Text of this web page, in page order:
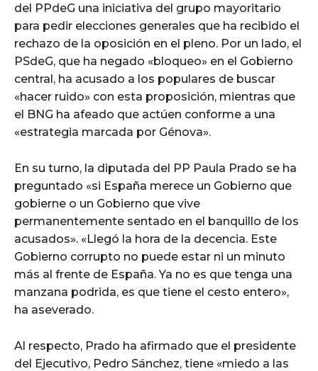
del PPdeG una iniciativa del grupo mayoritario
para pedir elecciones generales que ha recibido el
rechazo de la oposición en el pleno. Por un lado, el
PSdeG, que ha negado «bloqueo» en el Gobierno
central, ha acusado a los populares de buscar
«hacer ruido» con esta proposición, mientras que
el BNG ha afeado que actúen conforme a una
«estrategia marcada por Génova».
En su turno, la diputada del PP Paula Prado se ha
preguntado «si España merece un Gobierno que
gobierne o un Gobierno que vive
permanentemente sentado en el banquillo de los
acusados». «Llegó la hora de la decencia. Este
Gobierno corrupto no puede estar ni un minuto
más al frente de España. Ya no es que tenga una
manzana podrida, es que tiene el cesto entero»,
ha aseverado.
Al respecto, Prado ha afirmado que el presidente
del Ejecutivo, Pedro Sánchez, tiene «miedo a las